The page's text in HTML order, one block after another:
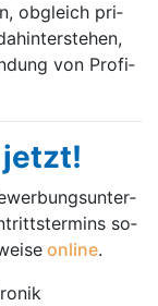
ob­gleich pri­
von Pro­fi­
jetzt!
so­
on­line.